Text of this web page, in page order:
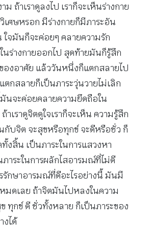
ม ถ้าเราดูลงไป เราก็จะเห็นร่างกาย
เศษหรอก มีร่างกายก็มีภาระอัน
ใจมันก็จะค่อยๆ คลายความรัก
ร่างกายออกไป สุดท้ายมันก็รู้สึก
องอาศัย แล้ววันหนึ่งก็แตกสลายไป
ตกสลายก็เป็นภาระวุ่นวายไม่เลิก
นจะค่อยคลายความยึดถือใน
าเราดูจิตดูใจเราก็จะเห็น ความรู้สึก
กับจิต จะสุขหรือทุกข์ จะดีหรือชั่ว ก็
งสิ้น เป็นภาระในการแสวงหา
าระในการผลักไสอารมณ์ที่ไม่ดี
รักษาอารมณ์ที่ดีอะไรอย่างนี้ มันมี
มดเลย ถ้าจิตมันไปหลงในความ
ทุกข์ ดี ชั่วทั้งหลาย ก็เป็นภาระของ
งได้